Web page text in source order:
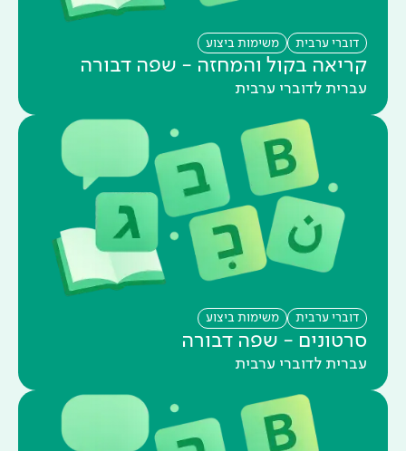
דוברי ערבית משימות ביצוע
קריאה בקול והמחזה - שפה דבורה
עברית לדוברי ערבית
דוברי ערבית משימות ביצוע
סרטונים - שפה דבורה
עברית לדוברי ערבית